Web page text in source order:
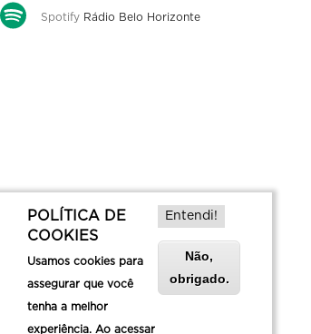
Spotify Rádio Belo Horizonte
POLÍTICA DE
COOKIES
Usamos cookies para
assegurar que você
tenha a melhor
experiência. Ao acessar
Entendi!
Não,
obrigado.